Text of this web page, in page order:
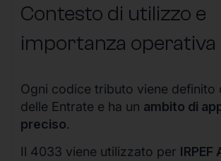
Contesto di utilizzo e
importanza operativa
Ogni codice tributo viene definito
delle Entrate e ha un ambito di
preciso.
Il 4033 viene utilizzato per IRPEF